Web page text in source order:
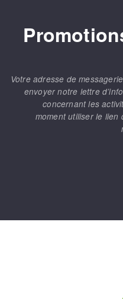
Votre adresse de
envoyer notre lettre
concernant les
moment utiliser le lien